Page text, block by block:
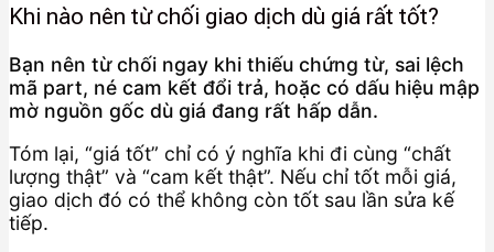
Khi nào nên từ chối giao dịch dù giá rất tốt?
Bạn nên từ chối ngay khi thiếu chứng từ, sai lệch
mã part, né cam kết đổi trả, hoặc có dấu hiệu mập
mờ nguồn gốc dù giá đang rất hấp dẫn.
Tóm lại, “giá tốt” chỉ có ý nghĩa khi đi cùng “chất
lượng thật” và “cam kết thật”. Nếu chỉ tốt mỗi giá,
giao dịch đó có thể không còn tốt sau lần sửa kế
tiếp.